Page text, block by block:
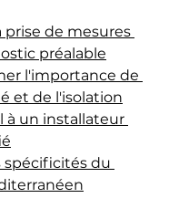
prise de mesures
préalable
l'importance de
et de l'isolation
à un installateur
spécificités du